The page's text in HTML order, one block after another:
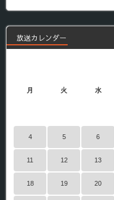
組
放送カレンダー
月 火 水
4 5 6
11 12 13
18 19 20